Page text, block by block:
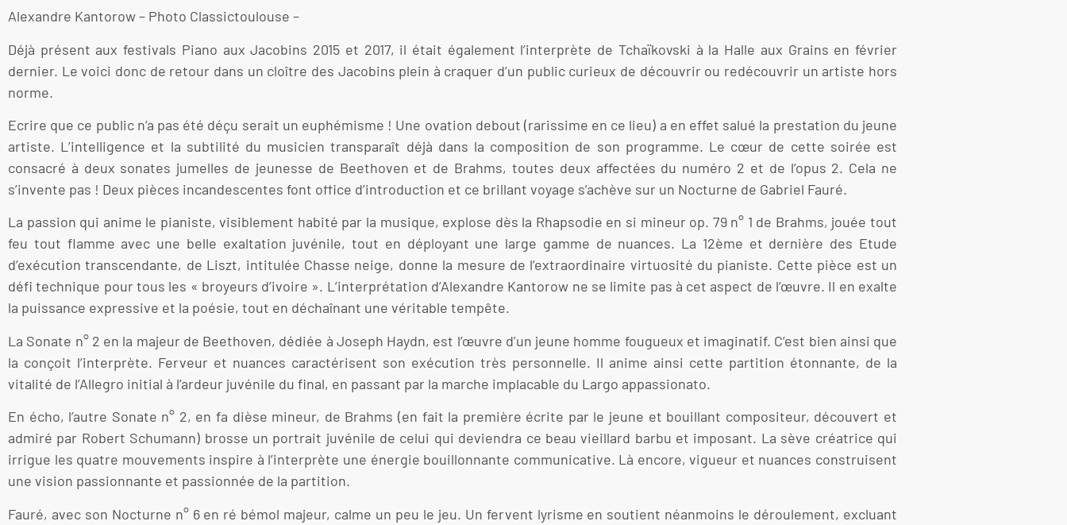
Alexandre Kantorow – Photo Classictoulouse –
Déjà présent aux festivals Piano aux Jacobins 2015 et 2017, il était également l’interprète de Tchaïkovski à la Halle aux Grains en février
dernier. Le voici donc de retour dans un cloître des Jacobins plein à craquer d’un public curieux de découvrir ou redécouvrir un artiste hors
norme.
Ecrire que ce public n’a pas été déçu serait un euphémisme ! Une ovation debout (rarissime en ce lieu) a en effet salué la prestation du jeune
artiste. L’intelligence et la subtilité du musicien transparaît déjà dans la composition de son programme. Le cœur de cette soirée est
consacré à deux sonates jumelles de jeunesse de Beethoven et de Brahms, toutes deux affectées du numéro 2 et de l’opus 2. Cela ne
s’invente pas ! Deux pièces incandescentes font office d’introduction et ce brillant voyage s’achève sur un Nocturne de Gabriel Fauré.
La passion qui anime le pianiste, visiblement habité par la musique, explose dès la Rhapsodie en si mineur op. 79 n° 1 de Brahms, jouée tout
feu tout flamme avec une belle exaltation juvénile, tout en déployant une large gamme de nuances. La 12ème et dernière des Etude
d’exécution transcendante, de Liszt, intitulée Chasse neige, donne la mesure de l’extraordinaire virtuosité du pianiste. Cette pièce est un
défi technique pour tous les « broyeurs d’ivoire ». L’interprétation d’Alexandre Kantorow ne se limite pas à cet aspect de l’œuvre. Il en exalte
la puissance expressive et la poésie, tout en déchaînant une véritable tempête.
La Sonate n° 2 en la majeur de Beethoven, dédiée à Joseph Haydn, est l’œuvre d’un jeune homme fougueux et imaginatif. C’est bien ainsi que
la conçoit l’interprète. Ferveur et nuances caractérisent son exécution très personnelle. Il anime ainsi cette partition étonnante, de la
vitalité de l’Allegro initial à l’ardeur juvénile du final, en passant par la marche implacable du Largo appassionato.
En écho, l’autre Sonate n° 2, en fa dièse mineur, de Brahms (en fait la première écrite par le jeune et bouillant compositeur, découvert et
admiré par Robert Schumann) brosse un portrait juvénile de celui qui deviendra ce beau vieillard barbu et imposant. La sève créatrice qui
irrigue les quatre mouvements inspire à l’interprète une énergie bouillonnante communicative. Là encore, vigueur et nuances construisent
une vision passionnante et passionnée de la partition.
Fauré, avec son Nocturne n° 6 en ré bémol majeur, calme un peu le jeu. Un fervent lyrisme en soutient néanmoins le déroulement, excluant